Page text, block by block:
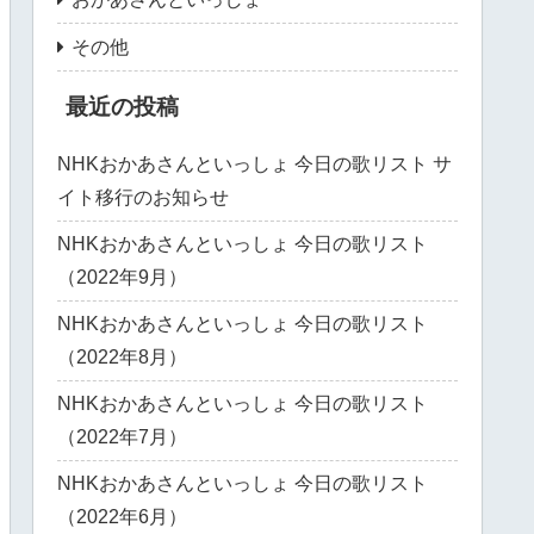
その他
最近の投稿
NHKおかあさんといっしょ 今日の歌リスト サ
イト移行のお知らせ
NHKおかあさんといっしょ 今日の歌リスト
（2022年9月）
NHKおかあさんといっしょ 今日の歌リスト
（2022年8月）
NHKおかあさんといっしょ 今日の歌リスト
（2022年7月）
NHKおかあさんといっしょ 今日の歌リスト
（2022年6月）